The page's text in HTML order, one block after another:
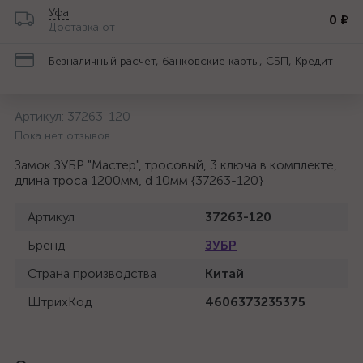
Уфа
Доставка от
0 ₽
Безналичный расчет, банковские карты, СБП, Кредит
Артикул: 37263-120
Пока нет отзывов
Замок ЗУБР "Мастер", тросовый, 3 ключа в комплекте,
длина троса 1200мм, d 10мм {37263-120}
Артикул
37263-120
Бренд
ЗУБР
Страна производства
Китай
ШтрихКод
4606373235375